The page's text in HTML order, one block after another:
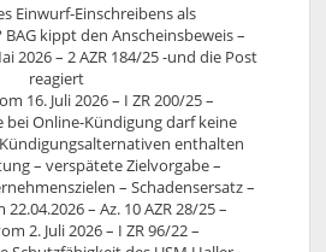
Einwurf-Einschreibens als
BAG kippt den Anscheinsbeweis –
2026 – 2 AZR 184/25 -und die Post
reagiert
16. Juli 2026 – I ZR 200/25 –
bei Online-Kündigung darf keine
enthalten
– verspätete Zielvorgabe –
– Schadensersatz –
– Az. 10 AZR 28/25 –
2. Juli 2026 – I ZR 96/22 –